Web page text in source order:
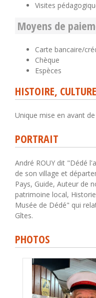
Visites
Moyens de
Carte bancaire/
Chèque
Espèces
HISTOIRE,
Unique mise en avant
PORTRAIT
André ROUY dit "Dédé
de son village et
Pays, Guide, Auteur de
patrimoine local,
Musée de Dédé" qui
Gîtes.
PHOTOS